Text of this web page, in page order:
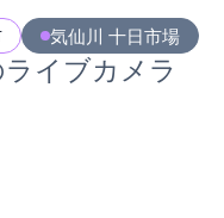
気仙川 十日市場
イブカメラ